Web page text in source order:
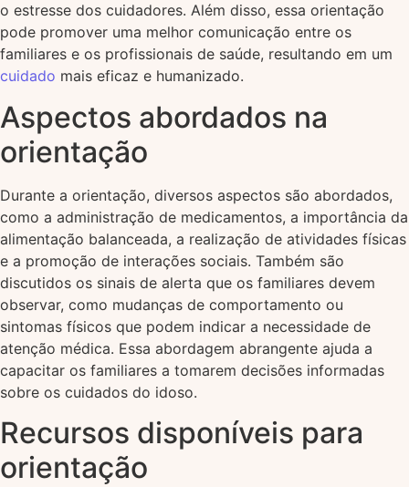
o estresse dos cuidadores. Além disso, essa orientação
pode promover uma melhor comunicação entre os
familiares e os profissionais de saúde, resultando em um
cuidado mais eficaz e humanizado.
Aspectos abordados na
orientação
Durante a orientação, diversos aspectos são abordados,
como a administração de medicamentos, a importância da
alimentação balanceada, a realização de atividades físicas
e a promoção de interações sociais. Também são
discutidos os sinais de alerta que os familiares devem
observar, como mudanças de comportamento ou
sintomas físicos que podem indicar a necessidade de
atenção médica. Essa abordagem abrangente ajuda a
capacitar os familiares a tomarem decisões informadas
sobre os cuidados do idoso.
Recursos disponíveis para
orientação